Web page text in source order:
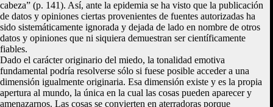
cabeza” (p. 141). Así, ante la epidemia se ha visto que la publicación
de datos y opiniones ciertas provenientes de fuentes autorizadas ha
sido sistemáticamente ignorada y dejada de lado en nombre de otros
datos y opiniones que ni siquiera demuestran ser científicamente
fiables.
Dado el carácter originario del miedo, la tonalidad emotiva
fundamental podría resolverse sólo si fuese posible acceder a una
dimensión igualmente originaria. Esa dimensión existe y es la propia
apertura al mundo, la única en la cual las cosas pueden aparecer y
amenazarnos. Las cosas se convierten en aterradoras porque